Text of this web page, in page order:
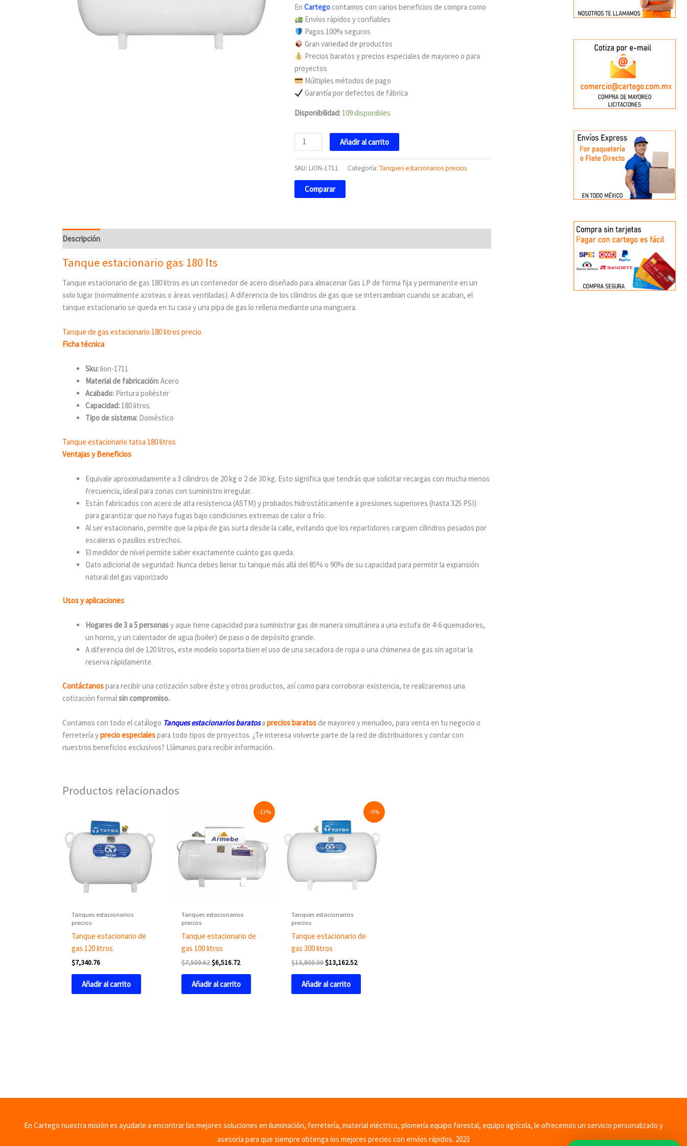
En Cartegocontamos con varios beneficios de compra como
Envíos rápidos y confiables
Pagos 100% seguros
Gran variedad de productos
Precios baratos y precios especiales de mayoreo o para
proyectos
Múltiples métodos de pago
Garantía por defectos de fábrica
Disponibilidad: 109 disponibles
Añadir al carrito
SKU: LION-1711 Categoría: Tanques estacionarios precios
Comparar
Descripción
Tanque estacionario gas 180 lts
Tanque estacionario de gas 180 litros es un contenedor de acero diseñado para almacenar Gas LP de forma fija y permanente en un
solo lugar (normalmente azoteas o áreas ventiladas). A diferencia de los cilindros de gas que se intercambian cuando se acaban, el
tanque estacionario se queda en tu casa y una pipa de gas lo rellena mediante una manguera.
Tanque de gas estacionario 180 litros precio
Ficha técnica
Sku:lion-1711
Material de fabricación:Acero
Acabado: Pintura poliéster
Capacidad: 180 litros
Tipo de sistema: Doméstico
Tanque estacionario tatsa 180 litros
Ventajas y Beneficios
Equivale aproximadamente a 3 cilindros de 20 kg o 2 de 30 kg. Esto significa que tendrás que solicitar recargas con mucha menos
frecuencia, ideal para zonas con suministro irregular.
Están fabricados con acero de alta resistencia (ASTM) y probados hidrostáticamente a presiones superiores (hasta 325 PSI)
para garantizar que no haya fugas bajo condiciones extremas de calor o frío.
Al ser estacionario, permite que la pipa de gas surta desde la calle, evitando que los repartidores carguen cilindros pesados por
escaleras o pasillos estrechos.
El medidor de nivel permite saber exactamente cuánto gas queda.
Dato adicional de seguridad: Nunca debes llenar tu tanque más allá del 85% o 90% de su capacidad para permitir la expansión
natural del gas vaporizado
Usos y aplicaciones
Hogares de 3 a 5 personasy aque tiene capacidad para suministrar gas de manera simultánea a una estufa de 4-6 quemadores,
un horno, y un calentador de agua (boiler) de paso o de depósito grande.
A diferencia del de 120 litros, este modelo soporta bien el uso de una secadora de ropa o una chimenea de gas sin agotar la
reserva rápidamente.
Contáctanospara recibir una cotización sobre éste y otros productos, así como para corroborar existencia, te realizaremos una
cotización formalsin compromiso.
Contamos con todo el catálogo Tanques estacionarios baratosaprecios baratosde mayoreo y menudeo, para venta en tu negocio o
ferretería yprecio especialespara todo tipos de proyectos. ¿Te interesa volverte parte de la red de distribuidores y contar con
nuestros beneficios exclusivos? Llámanos para recibir información.
Productos relacionados
Tanques estacionarios
precios
Tanque estacionario de
gas 120 litros
$7,340.76
Añadir al carrito
-13%
Tanques estacionarios
precios
Tanque estacionario de
gas 100 litros
$7,500.62
was:
$7,500.62.
$6,516.72
Current
price
is:
Añadir al carrito
-5%
Tanques estacionarios
precios
Tanque estacionario de
gas 300 litros
$13,800.00
was:
$13,800.00.
$13,162.52
Current
price
$13,162.52.
Añadir al carrito
En Cartego nuestra misión es ayudarle a encontrar las mejores soluciones en iluminación, ferretería, material eléctrico, plomería equipo forestal, equipo agrícola, le ofrecemos un servicio personalizado y
asesoría para que siempre obtenga los mejores precios con envíos rápidos. 2023